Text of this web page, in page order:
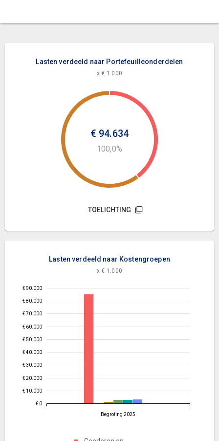
Lasten verdeeld naar Portefeuilleonderdelen
x € 1.000
€ 94.634
100,0%
TOELICHTING
Lasten verdeeld naar Kostengroepen
x € 1.000
€ 0
€ 10.000
€ 20.000
€ 30.000
€ 40.000
€ 50.000
€ 60.000
€ 70.000
€ 80.000
€ 90.000
Begroting 2025